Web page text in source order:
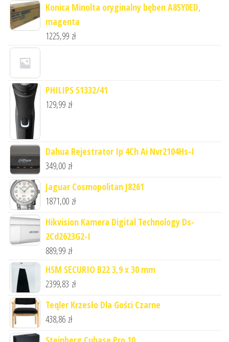
Konica Minolta oryginalny bęben A85Y0ED,
magenta
1225,99 zł
PHILIPS S1332/41
129,99 zł
Dahua Rejestrator Ip 4Ch Ai Nvr2104Hs-I
349,00 zł
Jaguar Cosmopolitan J8261
1871,00 zł
Hikvision Kamera Digital Technology Ds-
2Cd2623G2-I
889,99 zł
HSM SECURIO B22 3,9 x 30 mm
2399,83 zł
Teqler Krzesło Dla Gości Czarne
438,86 zł